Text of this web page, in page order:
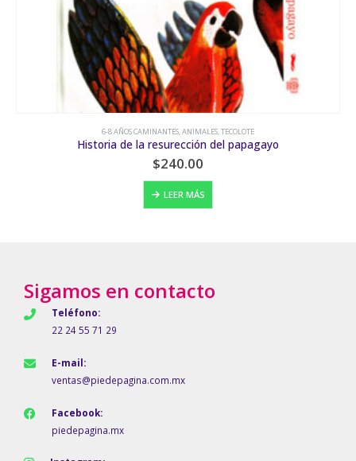
6-8 AÑOS CAMINANTES,ANIMALES,TECOLOTE
Historia de la resurección del papagayo
$240.00
LEER MÁS
Sigamos en contacto
Teléfono:
22 24 55 71 29
E-mail:
ventas@piedepagina.com.mx
Facebook:
piedepagina.mx